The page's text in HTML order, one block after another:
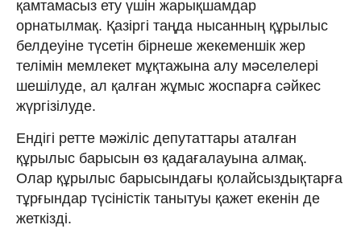
қамтамасыз ету үшін жарықшамдар
орнатылмақ. Қазіргі таңда нысанның құрылыс
белдеуіне түсетін бірнеше жекеменшік жер
телімін мемлекет мұқтажына алу мәселелері
шешілуде, ал қалған жұмыс жоспарға сәйкес
жүргізілуде.
Ендігі ретте мәжіліс депутаттары аталған
құрылыс барысын өз қадағалауына алмақ.
Олар құрылыс барысындағы қолайсыздықтарға
тұрғындар түсіністік танытуы қажет екенін де
жеткізді.